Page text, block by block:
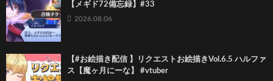
【メギド72備忘録】#33
2026.08.06
【#お絵描き配信 】リクエストお絵描きVol.6.5 ハルファ
ス【魔ヶ月にーな】 #vtuber